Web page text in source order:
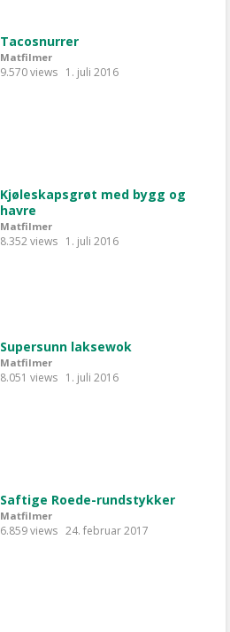
Tacosnurrer
Matfilmer
9.570 views 1. juli 2016
Kjøleskapsgrøt med bygg og
havre
Matfilmer
8.352 views 1. juli 2016
Supersunn laksewok
Matfilmer
8.051 views 1. juli 2016
Saftige Roede-rundstykker
Matfilmer
6.859 views 24. februar 2017